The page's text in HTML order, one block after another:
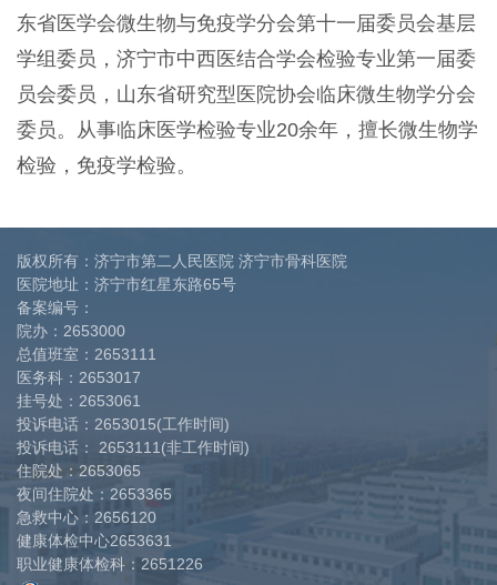
东省医学会微生物与免疫学分会第十一届委员会基层
学组委员，济宁市中西医结合学会检验专业第一届委
员会委员，山东省研究型医院协会临床微生物学分会
委员。从事临床医学检验专业20余年，擅长微生物学
检验，免疫学检验。
版权所有：济宁市第二人民医院 济宁市骨科医院
医院地址：济宁市红星东路65号
备案编号：
院办： 2653000
总值班室： 2653111
医务科： 2653017
挂号处： 2653061
投诉电话： 2653015(工作时间)
投诉电话：
2653111(非工作时间)
住院处：2653065
夜间住院处： 2653365
急救中心： 2656120
健康体检中心2653631
职业健康体检科： 2651226